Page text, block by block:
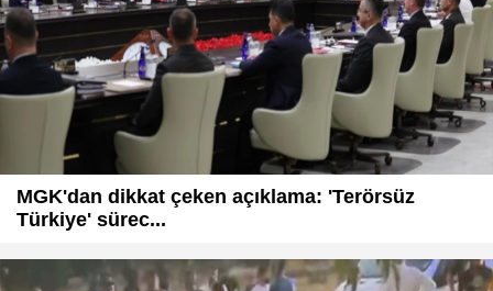
MGK'dan dikkat çeken açıklama: 'Terörsüz
Türkiye' sürec...